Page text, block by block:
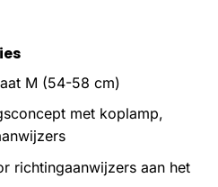
M (54-58 cm)
met koplamp,
richtingaanwijzers aan het